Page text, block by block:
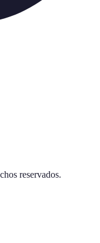
reservados.